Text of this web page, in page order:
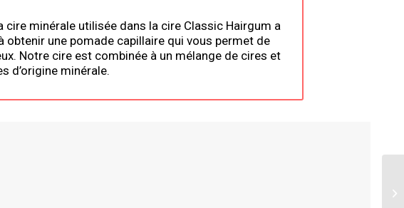
cire minérale utilisée dans la cire Classic Hairgum a
obtenir une pomade capillaire qui vous permet de
Notre cire est combinée à un mélange de cires et
d’origine minérale.